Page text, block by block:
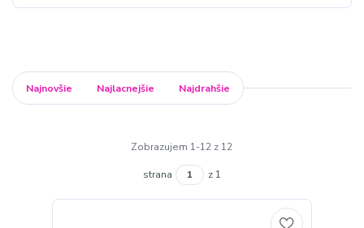
Najnovšie Najlacnejšie Najdrahšie
Zobrazujem 1-12 z 12
strana z 1